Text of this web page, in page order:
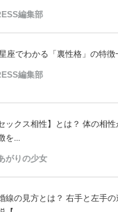
編集部
座でわかる「裏性格」の特徴
編集部
セックス相性】とは？ 体の相
を...
がりの少女
線の見方とは？ 右手と左手